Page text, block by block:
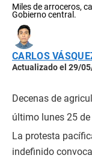
Miles de arroceros,
Gobierno central.
CARLOS
Actualizado el 29/
Decenas de
último lunes 25
La protesta
indefinido